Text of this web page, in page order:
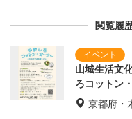
閲覧履
山城生活文
ろコットン
京都府・